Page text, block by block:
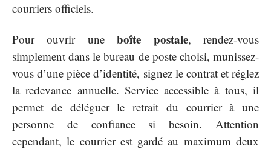
courriers officiels.
Pour ouvrir uneboîte postale, rendez-vous
simplement dans le bureau de poste choisi, munissez-
vous d’une pièce d’identité, signez le contrat et réglez
la redevance annuelle. Service accessible à tous, il
permet de déléguer le retrait du courrier à une
personne de confiance si besoin. Attention
cependant, le courrier est gardé au maximum deux